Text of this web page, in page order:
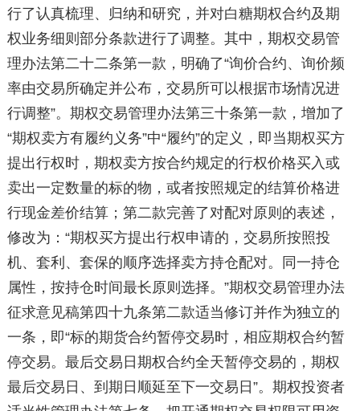
行了认真梳理、归纳和研究，并对白糖期权合约及期
权业务细则部分条款进行了调整。其中，期权交易管
理办法第二十二条第一款，明确了“询价合约、询价频
率由交易所确定并公布，交易所可以根据市场情况进
行调整”。期权交易管理办法第三十条第一款，增加了
“期权卖方有履约义务”中“履约”的定义，即当期权买方
提出行权时，期权卖方按合约规定的行权价格买入或
卖出一定数量的标的物，或者按照规定的结算价格进
行现金差价结算；第二款完善了对配对原则的表述，
修改为：“期权买方提出行权申请的，交易所按照投
机、套利、套保的顺序选择卖方持仓配对。同一持仓
属性，按持仓时间最长原则选择。”期权交易管理办法
征求意见稿第四十九条第二款适当修订并作为独立的
一条，即“标的期货合约暂停交易时，相应期权合约暂
停交易。最后交易日期权合约全天暂停交易的，期权
最后交易日、到期日顺延至下一交易日”。期权投资者